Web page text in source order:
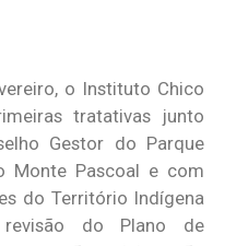
o Instituto Chico
tratativas junto
Gestor do Parque
Monte Pascoal e com
do Território Indígena
do Plano de